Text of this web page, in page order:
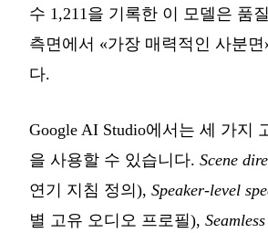
수 1,211을 기록한 이 모델은 품
측면에서 «가장 매력적인 사분면
다.
Google AI Studio에서는 세 가지
을 사용할 수 있습니다. Scene
연기 지침 정의), Speaker-level
별 고유 오디오 프로필),